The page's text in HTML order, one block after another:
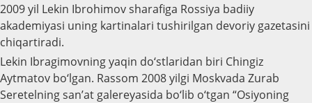
2009 yil Lekin Ibrohimov sharafiga Rossiya badiiy
akademiyasi uning kartinalari tushirilgan devoriy gazetasini
chiqartiradi.
Lekin Ibragimovning yaqin do‘stlaridan biri Chingiz
Aytmatov bo‘lgan. Rassom 2008 yilgi Moskvada Zurab
Seretelning san’at galereyasida bo‘lib o‘tgan “Osiyoning